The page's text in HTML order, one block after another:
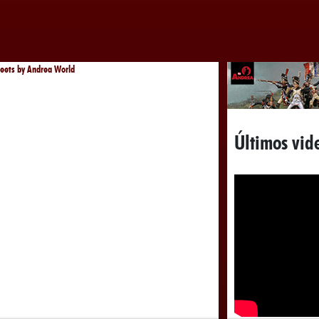
by Andrea World
Últimos